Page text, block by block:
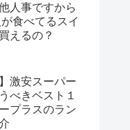
人事ですから
食べてるスイ
えるの？
激安スーパー
べきベスト１
プラスのラン